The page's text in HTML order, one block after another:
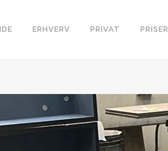
ERHVERV PRIVAT PRISER